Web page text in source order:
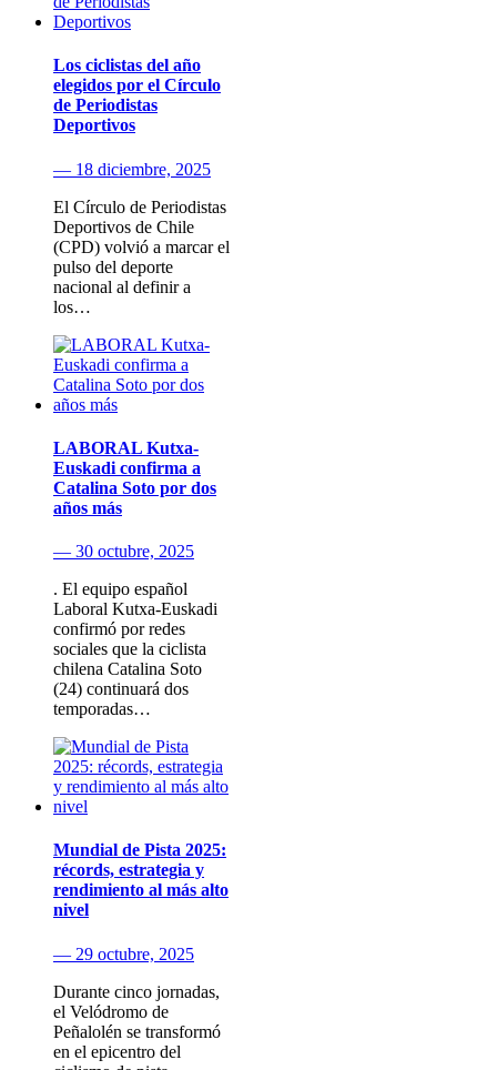
Los ciclistas del año
elegidos por el Círculo
de Periodistas
Deportivos
— 18 diciembre, 2025
El Círculo de Periodistas
Deportivos de Chile
(CPD) volvió a marcar el
pulso del deporte
nacional al definir a
los…
LABORAL Kutxa-
Euskadi confirma a
Catalina Soto por dos
años más
— 30 octubre, 2025
. El equipo español
Laboral Kutxa-Euskadi
confirmó por redes
sociales que la ciclista
chilena Catalina Soto
(24) continuará dos
temporadas…
Mundial de Pista 2025:
récords, estrategia y
rendimiento al más alto
nivel
— 29 octubre, 2025
Durante cinco jornadas,
el Velódromo de
Peñalolén se transformó
en el epicentro del